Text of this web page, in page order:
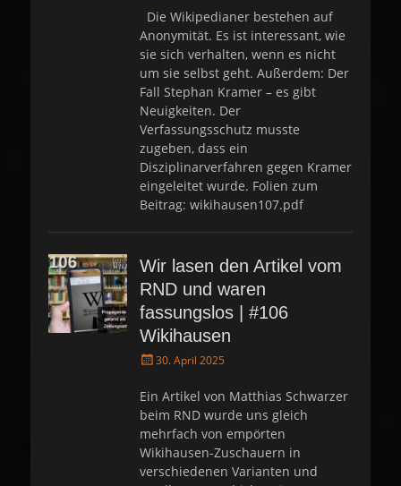
t
e
d
o
n
Die Wikipedianer bestehen auf
Anonymität. Es ist interessant, wie
sie sich verhalten, wenn es nicht
um sie selbst geht. Außerdem: Der
Fall Stephan Kramer – es gibt
Neuigkeiten. Der
Verfassungsschutz musste
zugeben, dass ein
Disziplinarverfahren gegen Kramer
eingeleitet wurde. Folien zum
Beitrag: wikihausen107.pdf
Wir lasen den Artikel vom
RND und waren
fassungslos | #106
Wikihausen
P
s
t
e
d
o
n
30. April 2025
Ein Artikel von Matthias Schwarzer
beim RND wurde uns gleich
mehrfach von empörten
Wikihausen-Zuschauern in
verschiedenen Varianten und